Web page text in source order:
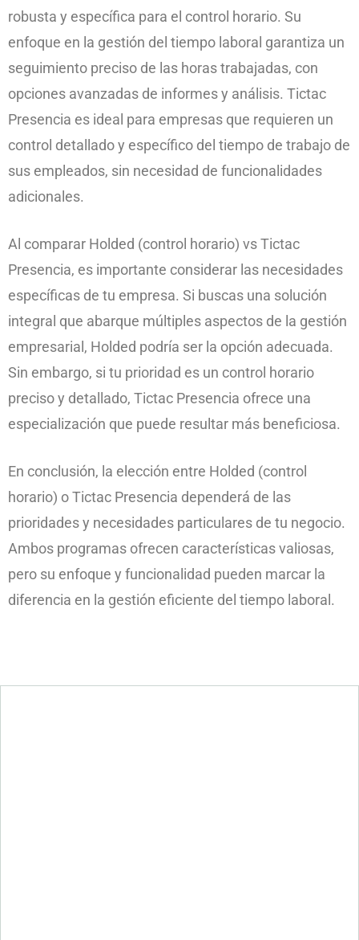
robusta y específica para el control horario. Su
enfoque en la gestión del tiempo laboral garantiza un
seguimiento preciso de las horas trabajadas, con
opciones avanzadas de informes y análisis. Tictac
Presencia es ideal para empresas que requieren un
control detallado y específico del tiempo de trabajo de
sus empleados, sin necesidad de funcionalidades
adicionales.
Al comparar Holded (control horario) vs Tictac
Presencia, es importante considerar las necesidades
específicas de tu empresa. Si buscas una solución
integral que abarque múltiples aspectos de la gestión
empresarial, Holded podría ser la opción adecuada.
Sin embargo, si tu prioridad es un control horario
preciso y detallado, Tictac Presencia ofrece una
especialización que puede resultar más beneficiosa.
En conclusión, la elección entre Holded (control
horario) o Tictac Presencia dependerá de las
prioridades y necesidades particulares de tu negocio.
Ambos programas ofrecen características valiosas,
pero su enfoque y funcionalidad pueden marcar la
diferencia en la gestión eficiente del tiempo laboral.